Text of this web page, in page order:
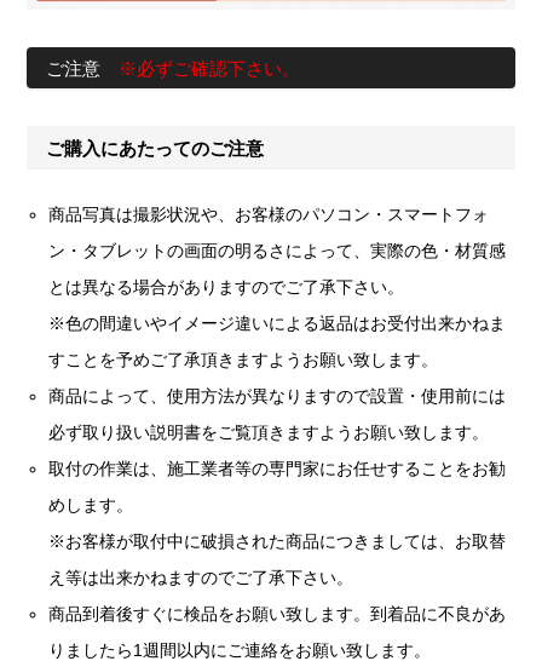
ご注意 ※必ずご確認下さい。
ご購入にあたってのご注意
商品写真は撮影状況や、お客様のパソコン・スマートフォ
ン・タブレットの画面の明るさによって、実際の色・材質感
とは異なる場合がありますのでご了承下さい。
※色の間違いやイメージ違いによる返品はお受付出来かねま
すことを予めご了承頂きますようお願い致します。
商品によって、使用方法が異なりますので設置・使用前には
必ず取り扱い説明書をご覧頂きますようお願い致します。
取付の作業は、施工業者等の専門家にお任せすることをお勧
めします。
※お客様が取付中に破損された商品につきましては、お取替
え等は出来かねますのでご了承下さい。
商品到着後すぐに検品をお願い致します。到着品に不良があ
りましたら1週間以内にご連絡をお願い致します。